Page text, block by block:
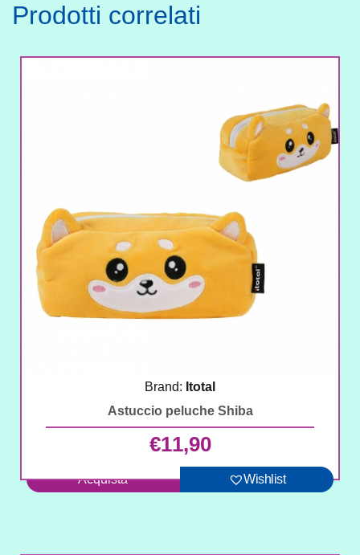
Prodotti correlati
Brand: Itotal
Astuccio peluche Shiba
€11,90
Acquista Wishlist